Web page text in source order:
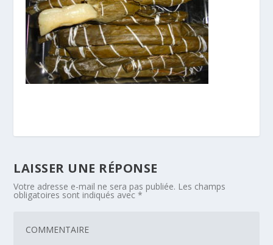
LAISSER UNE RÉPONSE
Votre adresse e-mail ne sera pas publiée. Les champs
obligatoires sont indiqués avec*